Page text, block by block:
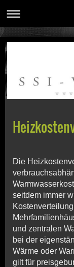
Die
seitdem immer
und zentralen
bei der
Wärme oder
gilt für